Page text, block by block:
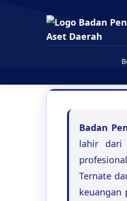
Badan
lahir dari
Ternate
keuangan